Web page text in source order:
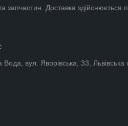
запчастин. Доставка здійснюється
вул. Яворівська, 33, Львівська